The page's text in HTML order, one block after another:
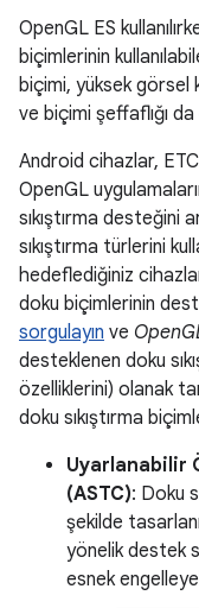
OpenGL ES
biçimlerinin
biçimi, yüksek görsel
ve biçimi şeffaflığı
Android cihazlar,
OpenGL
sıkıştırma desteğini
sıkıştırma türlerini
hedeflediğiniz
doku biçimlerinin
sorgulayın ve
desteklenen doku
özelliklerini) olanak
doku sıkıştırma
Uyarlanabilir
(ASTC): Doku
şekilde
yönelik destek
esnek